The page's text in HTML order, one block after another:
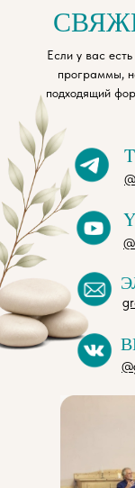
Если у вас
программы,
подходящий